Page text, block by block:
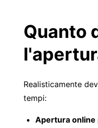
Quanto
Realisticamente
tempi:
Apertura online